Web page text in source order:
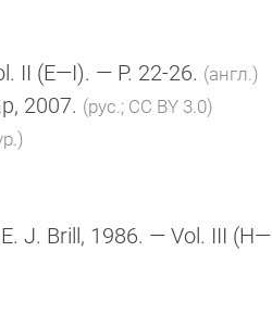
II (E—I). — P. 22-26. (англ.)
2007. (рус.; CC BY 3.0)
E. J. Brill, 1986. — Vol. III (H—